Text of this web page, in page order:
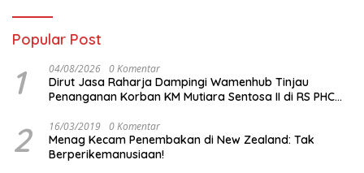
Popular Post
1 04/08/2026 0 Komentar
Dirut Jasa Raharja Dampingi Wamenhub Tinjau
Penanganan Korban KM Mutiara Sentosa II di RS PHC
2 16/03/2019 0 Komentar
Menag Kecam Penembakan di New Zealand: Tak
Berperikemanusiaan!